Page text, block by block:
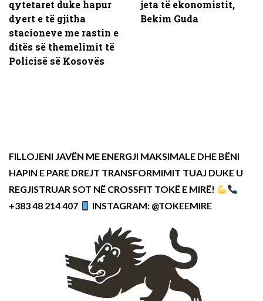
qytetaret duke hapur
dyert e të gjitha
stacioneve me rastin e
ditës së themelimit të
Policisë së Kosovës
jeta të ekonomistit,
Bekim Guda​
FILLOJENI JAVËN ME ENERGJI MAKSIMALE DHE BËNI
HAPIN E PARË DREJT TRANSFORMIMIT TUAJ DUKE U
REGJISTRUAR SOT NË CROSSFIT TOKË E MIRË!
+383 48 214 407
INSTAGRAM: @TOKEEMIRE